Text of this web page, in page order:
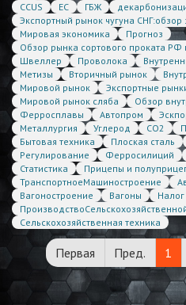
CCUS
ЕС ГБЖ
Экспортный рынок чугуна
Мировая экономика
Прогноз
Обзор рынка сортового проката РФ
Швеллер
Проволока
Метизы
Вторичный рынок
Мировой рынок
Экспортные
Мировой рынок сляба
Обзор
Ферросплавы
Автопром
Металлургия
Углерод CO2
Бытовая техника
Плоская сталь
Регулирование
Ферросилиций
Статистика
Прицепы и
ТранспортноеМашиностроение
Вагоностроение
Вагоны Налог
Сельскохозяйственная техника
Первая Пред. 1